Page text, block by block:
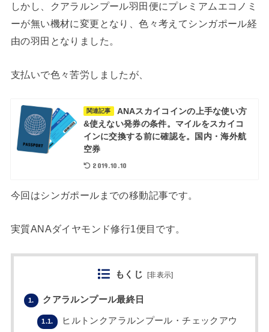
しかし、クアラルンプール羽田便にプレミアムエコノミ
ーが無い機材に変更となり、色々考えてシンガポール経
由の羽田となりました。
支払いで色々苦労しましたが、
関連記事
ANAスカイコインの上手な使い方
&使えない発券の条件。マイルをスカイコ
インに交換する前に確認を。国内・海外航
空券
2019.10.10
今回はシンガポールまでの移動記事です。
実質ANAダイヤモンド修行1便目です。
もくじ [非表示]
1. クアラルンプール最終日
1.1.
ヒルトンクアラルンプール・チェックアウ